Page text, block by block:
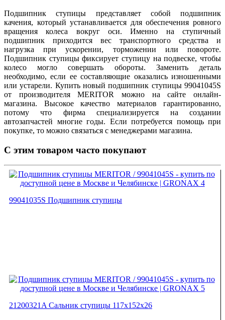
Подшипник ступицы представляет собой подшипник
качения, который устанавливается для обеспечения ровного
вращения колеса вокруг оси. Именно на ступичный
подшипник приходится вес транспортного средства и
нагрузка при ускорении, торможении или повороте.
Подшипник ступицы фиксирует ступицу на подвеске, чтобы
колесо могло совершать обороты. Заменить деталь
необходимо, если ее составляющие оказались изношенными
или устарели. Купить новый подшипник ступицы 99041045S
от производителя MERITOR можно на сайте онлайн-
магазина. Высокое качество материалов гарантированно,
потому что фирма специализируется на создании
автозапчастей многие годы. Если потребуется помощь при
покупке, то можно связаться с менеджерами магазина.
С этим товаром часто покупают
99041035S Подшипник ступицы
21200321A Сальник ступицы 117x152x26